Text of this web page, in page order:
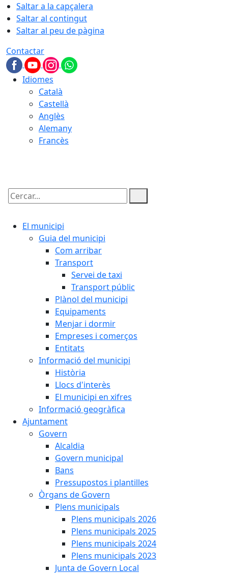
Saltar a la capçalera
Saltar al contingut
Saltar al peu de pàgina
Contactar
Idiomes
Català
Castellà
Anglès
Alemany
Francès
Cercar:
El municipi
Guia del municipi
Com arribar
Transport
Servei de taxi
Transport públic
Plànol del municipi
Equipaments
Menjar i dormir
Empreses i comerços
Entitats
Informació del municipi
Història
Llocs d'interès
El municipi en xifres
Informació geogràfica
Ajuntament
Govern
Alcaldia
Govern municipal
Bans
Pressupostos i plantilles
Òrgans de Govern
Plens municipals
Plens municipals 2026
Plens municipals 2025
Plens municipals 2024
Plens municipals 2023
Junta de Govern Local